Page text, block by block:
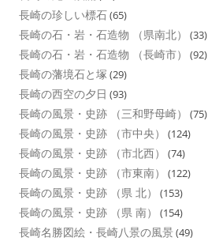
長崎の珍しい標石(65)
長崎の石・岩・石造物 （県南北） (33)
長崎の石・岩・石造物 （長崎市） (92)
長崎の藩境石と塚 (29)
長崎の西空の夕日 (93)
長崎の風景・史跡 （三和野母崎） (75)
長崎の風景・史跡 （市中央） (124)
長崎の風景・史跡 （市北西） (74)
長崎の風景・史跡 （市東南） (122)
長崎の風景・史跡 （県 北） (153)
長崎の風景・史跡 （県 南） (154)
長崎名勝図絵・長崎八景の風景 (49)